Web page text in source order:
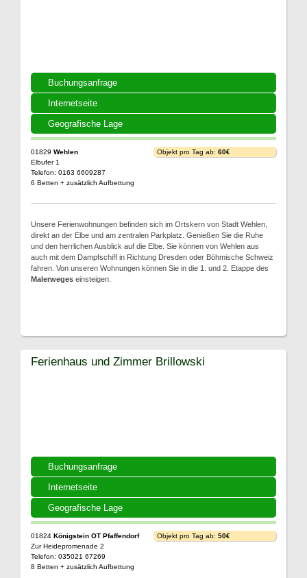
Buchungsanfrage
Internetseite
Geografische Lage
01829 Wehlen
Elbufer 1
Telefon: 0163 6609287
6 Betten + zusätzlich Aufbettung
Objekt pro Tag ab: 60€
Unsere Ferienwohnungen befinden sich im Ortskern von Stadt Wehlen,
direkt an der Elbe und am zentralen Parkplatz. Genießen Sie die Ruhe
und den herrlichen Ausblick auf die Elbe. Sie können von Wehlen aus
auch mit dem Dampfschiff in Richtung Dresden oder Böhmische Schweiz
fahren. Von unseren Wohnungen können Sie in die 1. und 2. Etappe des
Malerweges einsteigen.
Buchungsanfrage
Internetseite
Geografische Lage
Ferienhaus und Zimmer Brillowski
01824 Königstein OT Pfaffendorf
Zur Heidepromenade 2
Telefon: 035021 67269
8 Betten + zusätzlich Aufbettung
Objekt pro Tag ab: 50€